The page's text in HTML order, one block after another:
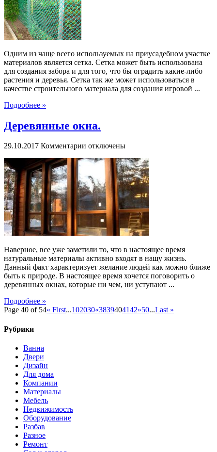
Одним из чаще всего используемых на приусадебном участке
материалов является сетка. Сетка может быть использована
для создания забора и для того, что бы оградить какие-либо
растения и деревья. Сетка так же может использоваться в
качестве строительного материала для создания игровой ...
Подробнее »
Деревянные окна.
29.10.2017 Комментарии к
Деревянные
отключены
Наверное, все уже заметили то, что в настоящее время
натуральные материалы активно входят в нашу жизнь.
Данный факт характеризует желание людей как можно ближе
быть к природе. В настоящее время хочется поговорить о
деревянных окнах, которые ни чем, ни уступают ...
Подробнее »
Page 40 of 54« First...102030«3839404142»50...Last »
Рубрики
Ванна
Двери
Дизайн
Для дома
Компании
Материалы
Мебель
Недвижимость
Оборудование
Разбав
Разное
Ремонт